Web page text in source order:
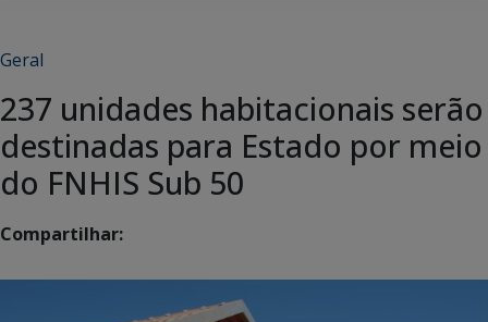
Geral
237 unidades habitacionais serão
destinadas para Estado por meio
do FNHIS Sub 50
Compartilhar: